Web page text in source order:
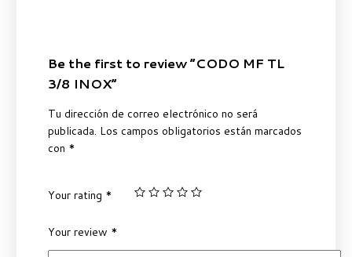
Be the first to review “CODO MF TL
3/8 INOX”
Tu dirección de correo electrónico no será
publicada. Los campos obligatorios están marcados
con *
Your rating *
Your review *